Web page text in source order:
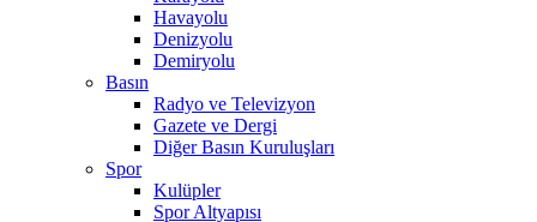
Havayolu
Denizyolu
Demiryolu
Basın
Radyo ve Televizyon
Gazete ve Dergi
Diğer Basın Kuruluşları
Spor
Kulüpler
Spor Altyapısı